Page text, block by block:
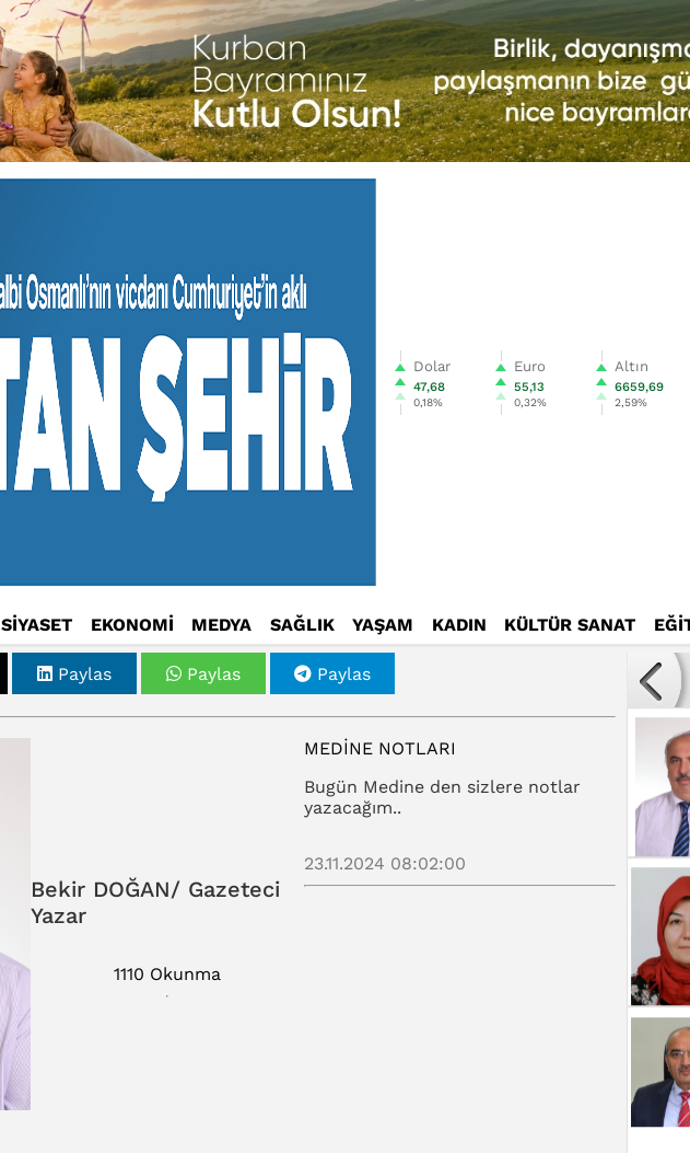
Dolar
47,68
0,18%
Euro
55,13
0,32%
Altın
6659,69
2,59%
SİYASET EKONOMİ MEDYA SAĞLIK YAŞAM KADIN KÜLTÜR SANAT
Paylas Paylas Paylas
Bekir DOĞAN/ Gazeteci
Yazar
1110 Okunma
MEDINE NOTLARI
Bugün Medine den sizlere notlar
yazacağım..
23.11.2024 08:02:00